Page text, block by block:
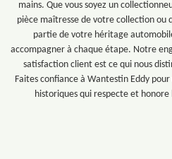
mains. Que vous soyez un
pièce maîtresse de votre collection ou
partie de votre héritage
accompagner à chaque étape. Notre
satisfaction client est ce qui nous
Faites confiance à Wantestin Eddy
historiques qui respecte et